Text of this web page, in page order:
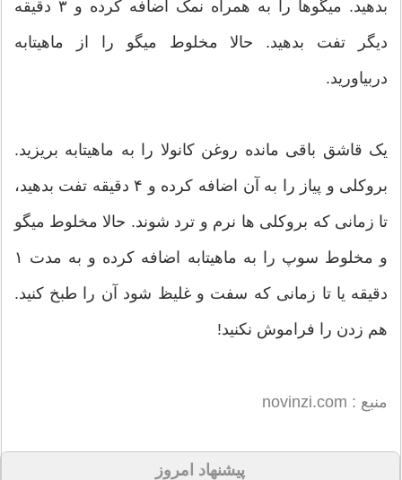
بدهید. میگوها را به همراه نمک اضافه کرده و ۳ دقیقه
دیگر تفت بدهید. حالا مخلوط میگو را از ماهیتابه
دربیاورید.
یک قاشق باقی مانده روغن کانولا را به ماهیتابه بریزید.
بروکلی و پیاز را به آن اضافه کرده و ۴ دقیقه تفت بدهید،
تا زمانی که بروکلی ها نرم و ترد شوند. حالا مخلوط میگو
و مخلوط سوپ را به ماهیتابه اضافه کرده و به مدت ۱
دقیقه یا تا زمانی که سفت و غلیظ شود آن را طبخ کنید.
هم زدن را فراموش نکنید!
منبع : novinzi.com
پیشنهاد امروز